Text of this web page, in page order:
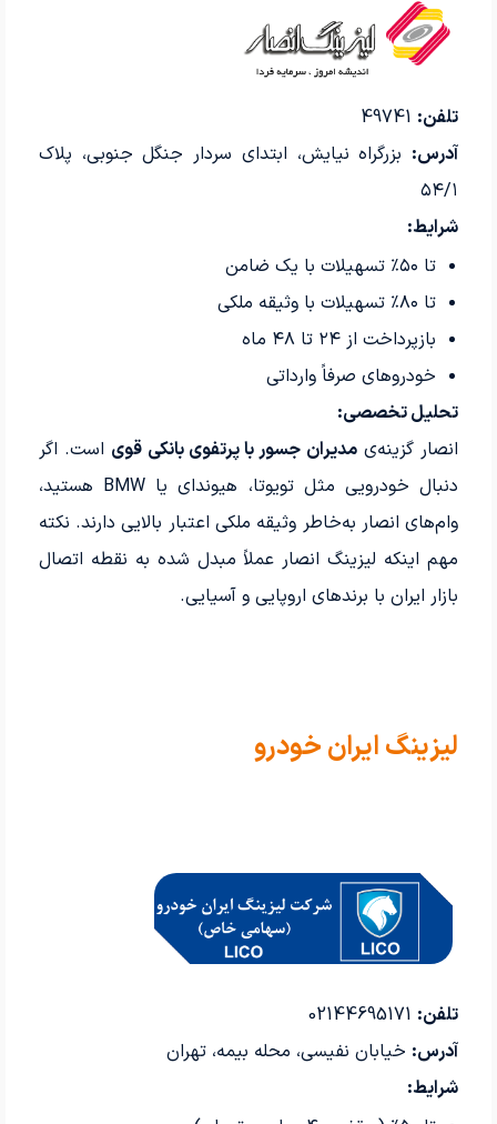
تلفن:
آدرس: بزرگراه نیایش، ابتدای سردار جنگل جنوبی، پلاک
۵۴/۱
شرایط:
تا ۵۰٪ تسهیلات با یک ضامن
تا ۸۰٪ تسهیلات با وثیقه ملکی
بازپرداخت از ۲۴ تا ۴۸ ماه
خودروهای صرفاً وارداتی
تحلیل تخصصی:
انصار گزینه‌یمدیران جسور با پرتفوی بانکی قوی است. اگر
دنبال خودرویی مثل تویوتا، هیوندای یا BMW هستید،
وام‌های انصار به‌خاطر وثیقه ملکی اعتبار بالایی دارند. نکته
مهم اینکه لیزینگ انصار عملاً مبدل شده به نقطه اتصال
بازار ایران با برندهای اروپایی و آسیایی.
لیزینگ ایران خودرو
تلفن:
آدرس: خیابان نفیسی، محله بیمه، تهران
شرایط: